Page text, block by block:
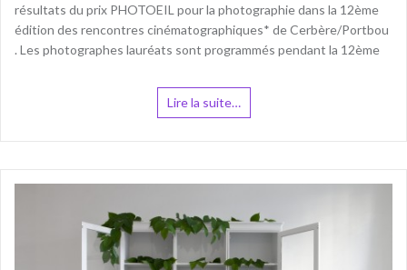
résultats du prix PHOTOEIL pour la photographie dans la 12ème
édition des rencontres cinématographiques* de Cerbère/Portbou
. Les photographes lauréats sont programmés pendant la 12ème
Lire la suite…